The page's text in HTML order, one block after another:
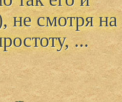
не смотря на
...